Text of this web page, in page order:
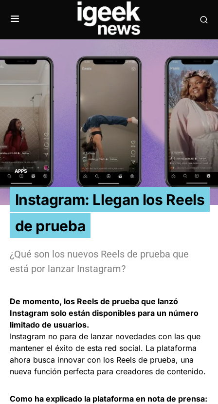
APPS
Instagram: Llegan los Reels
de prueba
¿Qué son los nuevos Reels de prueba que
está por lanzar Instagram?
De momento, los Reels de prueba que lanzó
Instagram solo están disponibles para un número
limitado de usuarios.
Instagram no para de lanzar novedades con las que
mantener el éxito de esta red social. La plataforma
ahora busca innovar con los Reels de prueba, una
nueva función perfecta para creadores de contenido.
Como ha explicado la plataforma en nota de prensa: